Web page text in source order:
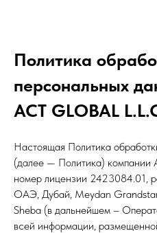
Политика
персональных
ACT GLOBAL
Настоящая Политика
(далее — Политика) компании
номер лицензии 2423084.01,
ОАЭ, Дубай, Meydan
Sheba (в дальнейшем –
всей информации,